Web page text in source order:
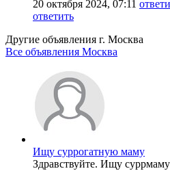
20 октября 2024, 07:11
ответить
Другие объявления г. Москва
Все объявления Москва
Ищу суррогатную маму
Здравствуйте. Ищу